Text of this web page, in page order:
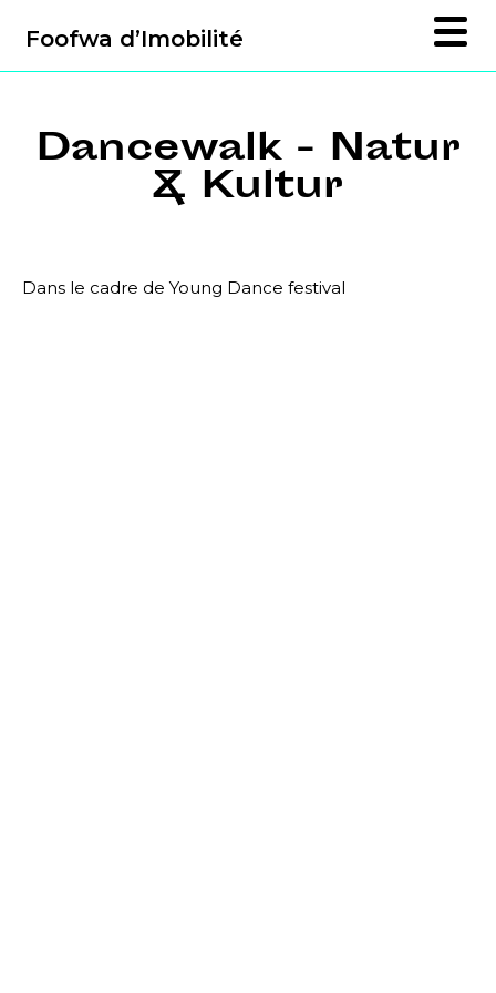
Foofwa d’Imobilité
Dancewalk - Natur
& Kultur
Dans le cadre de Young Dance festival